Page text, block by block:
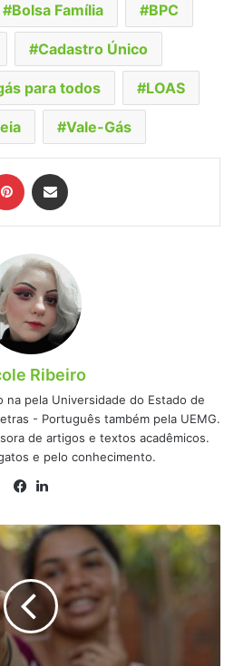
Bolsa Família BPC
Cadastro Único
para todos LOAS
Vale-Gás
Pinterest
Ribeiro
na pela Universidade do Estado de
- Português também pela UEMG.
de artigos e textos acadêmicos.
e pelo conhecimento.
Facebook